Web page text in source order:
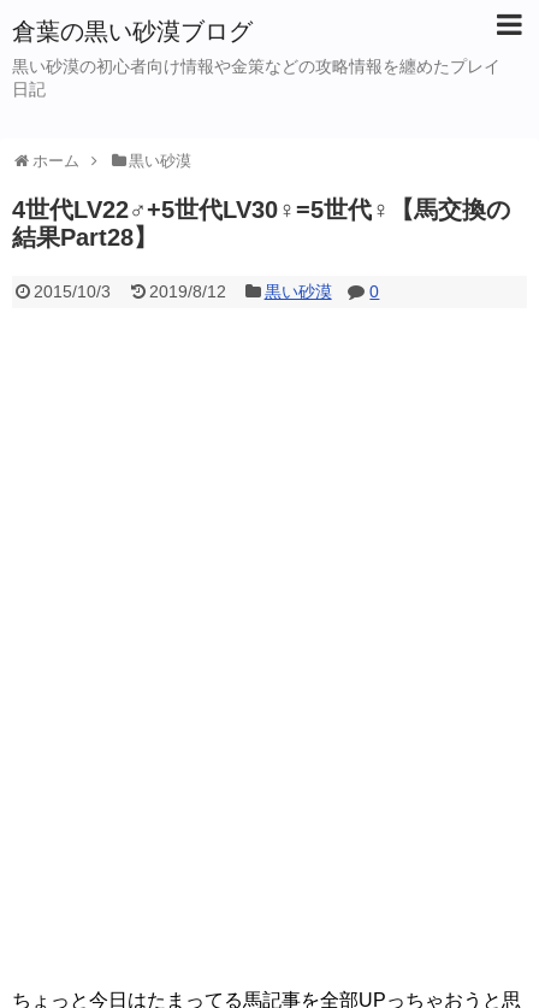
倉葉の黒い砂漠ブログ
黒い砂漠の初心者向け情報や金策などの攻略情報を纏めたプレイ
日記
ホーム 黒い砂漠
4世代LV22♂+5世代LV30♀=5世代♀【馬交換の
結果Part28】
2015/10/3 2019/8/12 黒い砂漠 0
ちょっと今日はたまってる馬記事を全部UPっちゃおうと思